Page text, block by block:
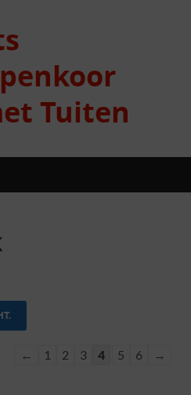
Tuiten
← 1 2 3 4 5 6
→